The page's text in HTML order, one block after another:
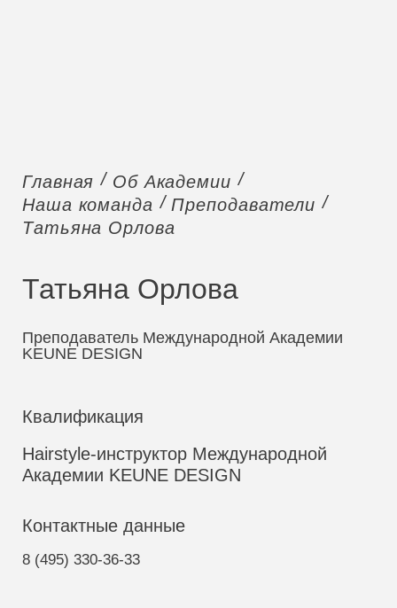
Главная
Об Академии
Наша команда
Преподаватели
Татьяна Орлова
Татьяна Орлова
Преподаватель Международной Академии
KEUNE DESIGN
Квалификация
Hairstyle-инструктор Международной
Академии KEUNE DESIGN
Контактные данные
8 (495) 330-36-33